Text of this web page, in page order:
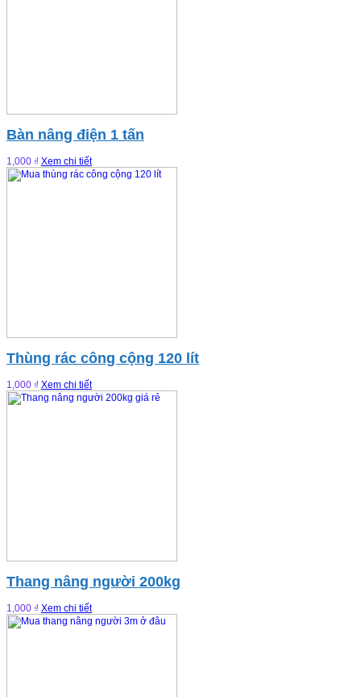
Bàn nâng điện 1 tấn
1,000 ₫ Xem chi tiết
Thùng rác công cộng 120 lít
1,000 ₫ Xem chi tiết
Thang nâng người 200kg
1,000 ₫ Xem chi tiết